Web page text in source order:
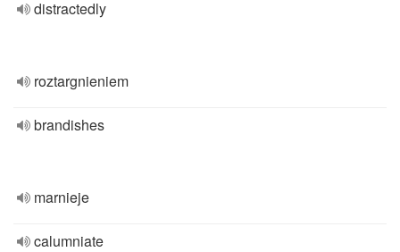
distractedly
roztargnieniem
brandishes
marnieje
calumniate